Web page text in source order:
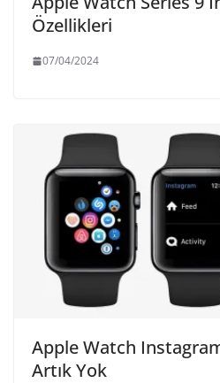
Özellikleri
07/04/2024
Apple Watch
Artık Yok